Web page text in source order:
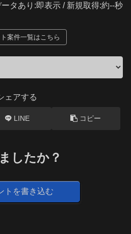
ータあり:即表示 / 新規取得:約--秒
案件一覧はこちら
ェアする
LINE コピー
したか？
トを書き込む